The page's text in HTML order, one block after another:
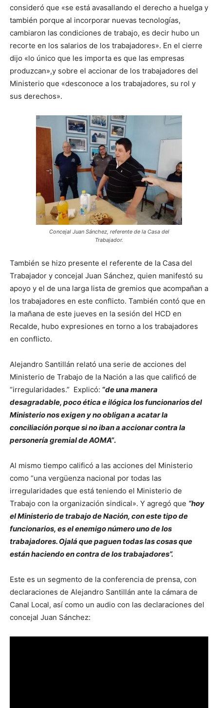
consideró que «se está avasallando el derecho a huelga y
también porque al incorporar nuevas tecnologías,
cambiaron las condiciones de trabajo, es decir hubo un
recorte en los salarios de los trabajadores». En el cierre
dijo «lo único que les importa es que las empresas
produzcan»,y sobre el accionar de los trabajadores del
Ministerio que «desconoce a los trabajadores, su rol y
sus derechos».
Concejal Juan Sánchez, referente de la Casa del
Trabajador.
También se hizo presente el referente de la Casa del
Trabajador y concejal Juan Sánchez, quien manifestó su
apoyo y el de una larga lista de gremios que acompañan a
los trabajadores en este conflicto. También contó que en
la mañana de este jueves en la sesión del HCD en
Recalde, hubo expresiones en torno a los trabajadores
en conflicto.
Alejandro Santillán relató una serie de acciones del
Ministerio de Trabajo de la Nación a las que calificó de
“irregularidades.” Explicó: “de una manera
desagradable, poco ética e ilógica los funcionarios del
Ministerio nos exigen y no obligan a acatar la
conciliación porque si no iban a accionar contra la
personería gremial de AOMA”.
Al mismo tiempo calificó a las acciones del Ministerio
como “una vergüenza nacional por todas las
irregularidades que está teniendo el Ministerio de
Trabajo con la organización sindical». Y agregó que “hoy
el Ministerio de trabajo de Nación, con este tipo de
funcionarios, es el enemigo número uno de los
trabajadores. Ojalá que paguen todas las cosas que
están haciendo en contra de los trabajadores”.
Este es un segmento de la conferencia de prensa, con
declaraciones de Alejandro Santillán ante la cámara de
Canal Local, así como un audio con las declaraciones del
concejal Juan Sánchez: